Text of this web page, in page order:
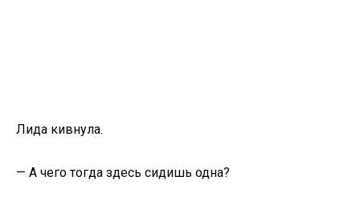
Лида кивнула.
— А чего тогда здесь сидишь одна?